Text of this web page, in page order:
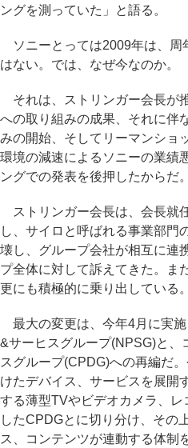
ングを測っていた」と語る。
ソニーとっては2009年は、周
はない。では、なぜ今なのか。
それは、ストリンガー会長が
への取り組みの成果、それに伴
みの開始、そしてリーマンショ
環境の減速によるソニーの業績
ングでの発表を後押したからだ。
ストリンガー会長は、会長就
し、サイロと呼ばれる事業部門
壊し、グループ会社が相互に連
プ全体に対して訴えてきた。ま
更にも積極的に乗り出している。
最大の変更は、今年4月に実
&サーヒスグループ(NPSG)と、
スグループ(CPDG)への再編だ
けたデバイス、サービスを展開
する薄型TVやビデオカメラ、
したCPDGとに切り分け、その
ス、コンテンツが連動する体制